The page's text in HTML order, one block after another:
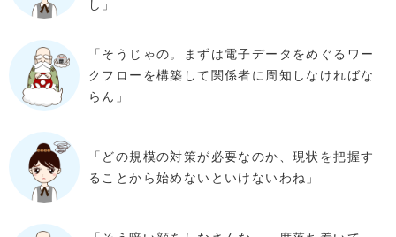
し」
「そうじゃの。まずは電子データをめぐるワー
クフローを構築して関係者に周知しなければな
らん」
「どの規模の対策が必要なのか、現状を把握す
ることから始めないといけないわね」